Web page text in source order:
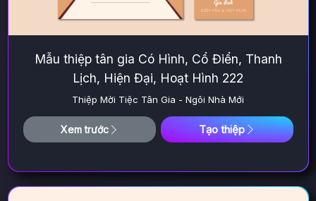
Mẫu thiệp tân gia Có Hình, Cổ Điển, Thanh
Lịch, Hiện Đại, Hoạt Hình 222
Thiệp Mời Tiệc Tân Gia - Ngôi Nhà Mới
Xem trước Tạo thiệp